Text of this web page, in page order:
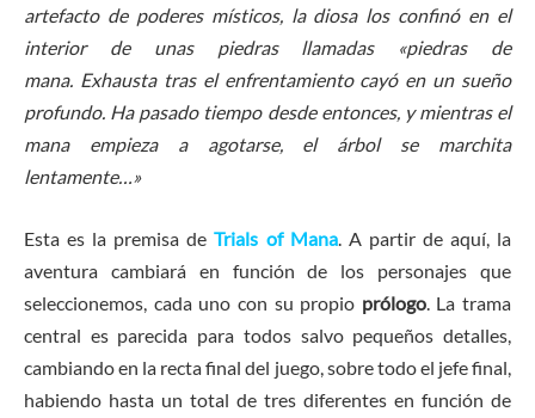
artefacto de poderes místicos, la diosa los confinó en el
interior de unas piedras llamadas «piedras de
mana. Exhausta tras el enfrentamiento cayó en un sueño
profundo. Ha pasado tiempo desde entonces, y mientras el
mana empieza a agotarse, el árbol se marchita
lentamente…»
Esta es la premisa deTrials of Mana. A partir de aquí, la
aventura cambiará en función de los personajes que
seleccionemos, cada uno con su propio prólogo. La trama
central es parecida para todos salvo pequeños detalles,
cambiando en la recta final del juego, sobre todo el jefe final,
habiendo hasta un total de tres diferentes en función de